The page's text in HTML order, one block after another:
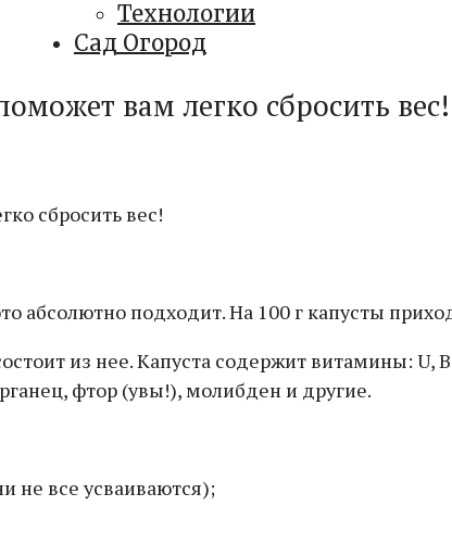
Технологии
Сад Огород
вам легко сбросить вес!
абсолютно подходит. На 100 г капусты
из нее. Капуста содержит витамины:
фтор (увы!), молибден и другие.
не все усваиваются);